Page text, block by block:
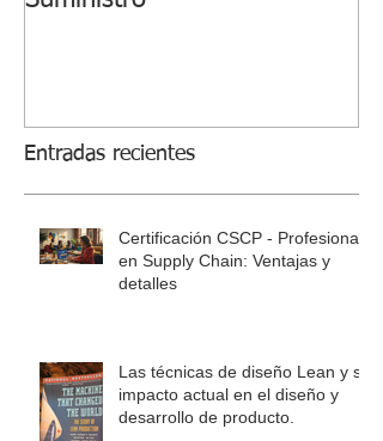
Entradas recientes
Certificación CSCP - Profesional
en Supply Chain: Ventajas y
detalles
Las técnicas de diseño Lean y su
impacto actual en el diseño y
desarrollo de producto.